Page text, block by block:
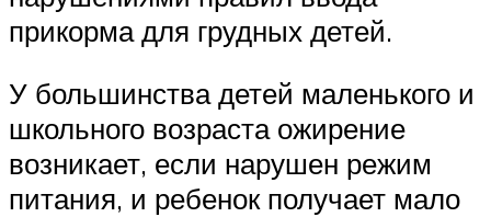
прикорма для грудных детей.
У большинства детей маленького и
школьного возраста ожирение
возникает, если нарушен режим
питания, и ребенок получает мало